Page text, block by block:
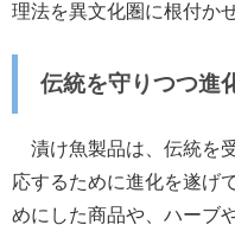
理法を異文化圏に根付か
伝統を守りつつ進
漬け魚製品は、伝統を
応するために進化を遂げ
めにした商品や、ハーブ